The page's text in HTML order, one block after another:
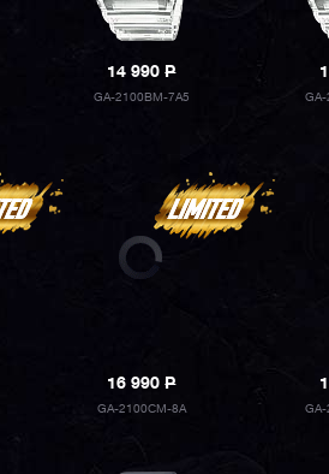
14 990P
GA-2100BM-7A5
16 990P
GA-2100CM-8A GA-